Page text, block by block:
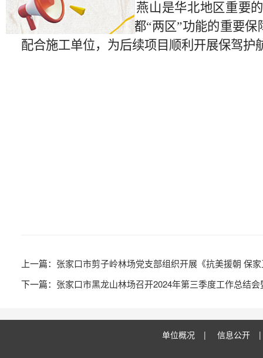
冯建春场长强调：燕山是华北地区重要的
署，也是发挥我市首都“两区”功能的重要
配合施工单位，为后续项目顺利开展保驾护
张家口市剪子岭林场党支部组织开展《抗美援朝 保
张家口市黑龙山林场召开2024年第三季度工作总结
单位概况 | 信息公开 |